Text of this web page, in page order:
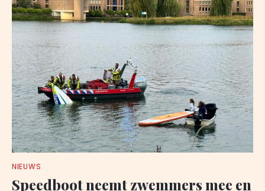
NIEUWS
Speedboot neemt zwemmers mee en